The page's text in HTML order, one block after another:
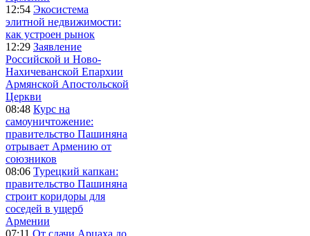
12:54 Экосистема
элитной недвижимости:
как устроен рынок
12:29 Заявление
Российской и Ново-
Нахичеванской Епархии
Армянской Апостольской
Церкви
08:48 Курс на
самоуничтожение:
правительство Пашиняна
отрывает Армению от
союзников
08:06 Турецкий капкан:
правительство Пашиняна
строит коридоры для
соседей в ущерб
Армении
07:11 От сдачи Арцаха до